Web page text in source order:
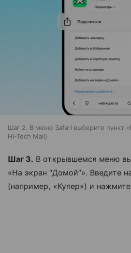
Шаг 2. В меню Safari выберите пункт
Hi-Tech Mail
Шаг 3. В открывшемся меню
«На экран “Домой”». Введите
(например, «Купер») и